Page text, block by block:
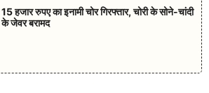
15 हजार रुपए का इनामी चोर गिरफ्तार, चोरी के सोने-चांदी
के जेवर बरामद